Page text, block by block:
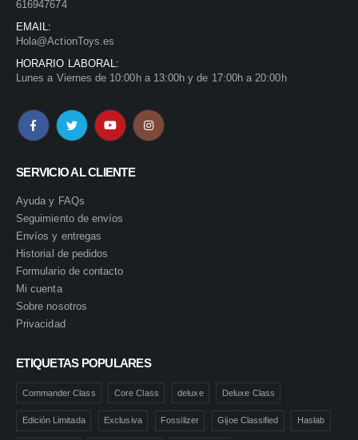
616947674
EMAIL:
Hola@ActionToys.es
HORARIO LABORAL:
Lunes a Viernes de 10:00h a 13:00h y de 17:00h a 20:00h
SERVICIO AL CLIENTE
Ayuda y FAQs
Seguimiento de envíos
Envíos y entregas
Historial de pedidos
Formulario de contacto
Mi cuenta
Sobre nosotros
Privacidad
ETIQUETAS POPULARES
Commander Class Core Class deluxe Deluxe Class
Edición Limitada Exclusiva Fossilizer Gijoe Classified Haslab